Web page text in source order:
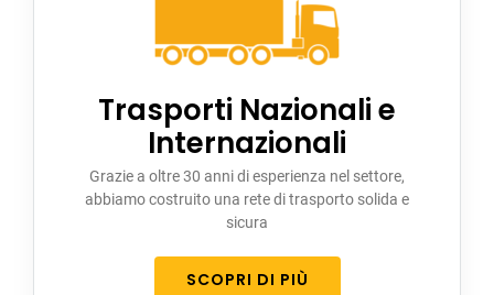
Trasporti Nazionali e
Internazionali
Grazie a oltre 30 anni di esperienza nel settore,
abbiamo costruito una rete di trasporto solida e
sicura
SCOPRI DI PIÙ